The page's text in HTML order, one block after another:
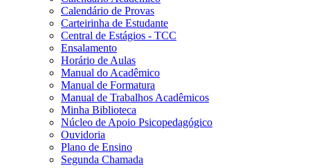
Calendário de Provas
Carteirinha de Estudante
Central de Estágios - TCC
Ensalamento
Horário de Aulas
Manual do Acadêmico
Manual de Formatura
Manual de Trabalhos Acadêmicos
Minha Biblioteca
Núcleo de Apoio Psicopedagógico
Ouvidoria
Plano de Ensino
Segunda Chamada